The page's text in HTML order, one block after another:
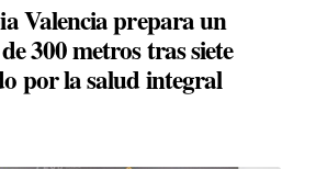
Valencia prepara un
300 metros tras siete
por la salud integral